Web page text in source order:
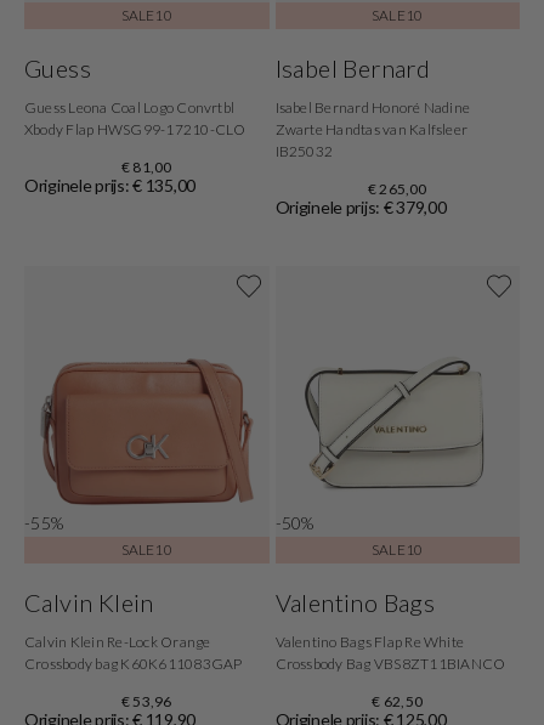
SALE10
Guess
Guess Leona Coal Logo Convrtbl
Xbody Flap HWSG99-17210-CLO
€ 81,00
Originele prijs: € 135,00
SALE10
Isabel Bernard
Isabel Bernard Honoré Nadine
Zwarte Handtas van Kalfsleer
IB25032
€ 265,00
Originele prijs: € 379,00
-55%
SALE10
Calvin Klein
Calvin Klein Re-Lock Orange
Crossbody bag K60K611083GAP
€ 53,96
Originele prijs: € 119,90
-50%
SALE10
Valentino Bags
Valentino Bags Flap Re White
Crossbody Bag VBS8ZT11BIANCO
€ 62,50
Originele prijs: € 125,00